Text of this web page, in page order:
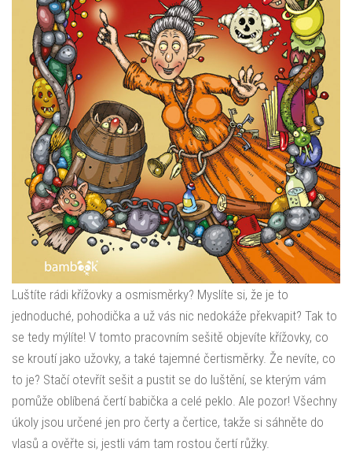
Luštíte rádi křížovky a osmisměrky? Myslíte si, že je to
jednoduché, pohodička a už vás nic nedokáže překvapit? Tak to
se tedy mýlíte! V tomto pracovním sešitě objevíte křížovky, co
se kroutí jako užovky, a také tajemné čertisměrky. Že nevíte, co
to je? Stačí otevřít sešit a pustit se do luštění, se kterým vám
pomůže oblíbená čertí babička a celé peklo. Ale pozor! Všechny
úkoly jsou určené jen pro čerty a čertice, takže si sáhněte do
vlasů a ověřte si, jestli vám tam rostou čertí růžky.